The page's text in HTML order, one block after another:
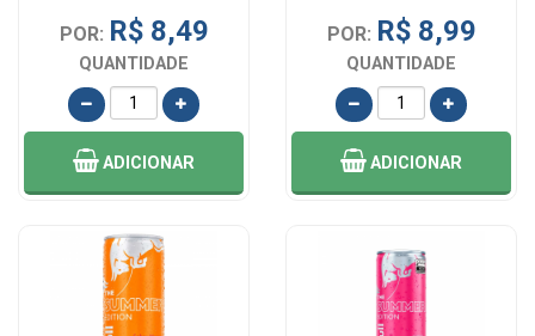
POR: R$ 8,49
QUANTIDADE
ADICIONAR
POR: R$ 8,99
QUANTIDADE
ADICIONAR